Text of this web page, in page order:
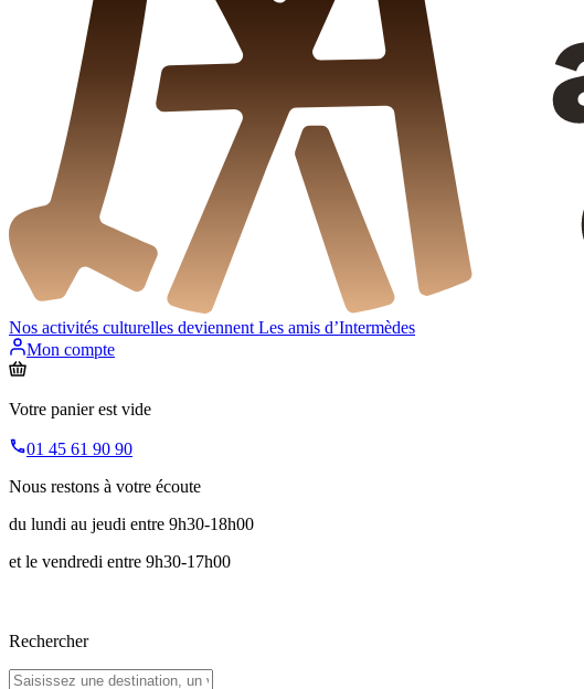
Nos activités culturelles deviennent Les amis d’Intermèdes
Mon compte
Votre panier est vide
01 45 61 90 90
Nous restons à votre écoute
du lundi au jeudi entre 9h30-18h00
et le vendredi entre 9h30-17h00
Rechercher